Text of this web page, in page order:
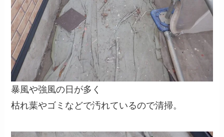
暴風や強風の日が多く
枯れ葉やゴミなどで汚れているので清掃。